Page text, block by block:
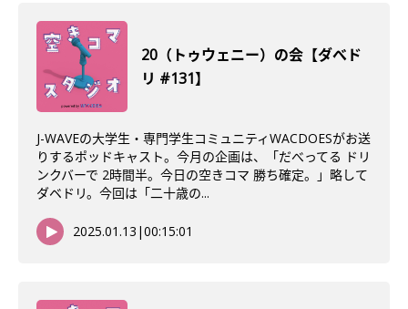
20（トゥウェニー）の会【ダべド
リ #131】
J-WAVEの大学生・専門学生コミュニティWACDOESがお送
りするポッドキャスト。今月の企画は、「だべってる ドリ
ンクバーで 2時間半。今日の空きコマ 勝ち確定。」略して
ダベドリ。今回は「二十歳の...
2025.01.13 |00:15:01